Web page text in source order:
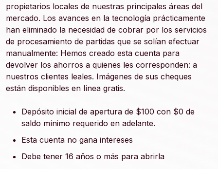
propietarios locales de nuestras principales áreas del
mercado. Los avances en la tecnología prácticamente
han eliminado la necesidad de cobrar por los servicios
de procesamiento de partidas que se solían efectuar
manualmente: Hemos creado esta cuenta para
devolver los ahorros a quienes les corresponden: a
nuestros clientes leales. Imágenes de sus cheques
están disponibles en línea gratis.
Depósito inicial de apertura de $100 con $0 de
saldo mínimo requerido en adelante.
Esta cuenta no gana intereses
Debe tener 16 años o más para abrirla